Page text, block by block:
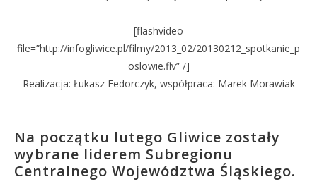
[flashvideo
file=”http://infogliwice.pl/filmy/2013_02/20130212_spotkanie_p
oslowie.flv” /]
Realizacja: Łukasz Fedorczyk, współpraca: Marek Morawiak
Na początku lutego Gliwice zostały
wybrane liderem Subregionu
Centralnego Województwa Śląskiego.